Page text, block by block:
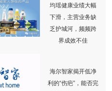
均瑶健康业绩大幅
下滑，主营业务缺
乏护城河，频频跨
界成效不佳
海尔智家揭开低净
利的“伤疤”，能否完